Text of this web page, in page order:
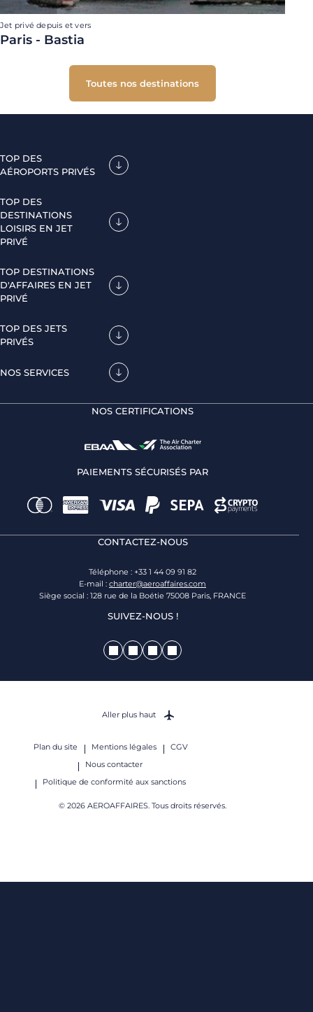
Jet privé depuis et vers
Paris - Bastia
Toutes nos destinations
TOP DES
AÉROPORTS PRIVÉS
TOP DES
DESTINATIONS
LOISIRS EN JET
PRIVÉ
TOP DESTINATIONS
D'AFFAIRES EN JET
PRIVÉ
TOP DES JETS
PRIVÉS
NOS SERVICES
NOS CERTIFICATIONS
PAIEMENTS SÉCURISÉS PAR
CONTACTEZ-NOUS
Téléphone : +33 1 44 09 91 82
E-mail : charter@aeroaffaires.com
Siège social : 128 rue de la Boétie 75008 Paris, FRANCE
SUIVEZ-NOUS !
Plan du site Mentions légales
CGV
Nous contacter
Politique de conformité aux sanctions
© 2026 AEROAFFAIRES. Tous droits réservés.
Aller plus haut